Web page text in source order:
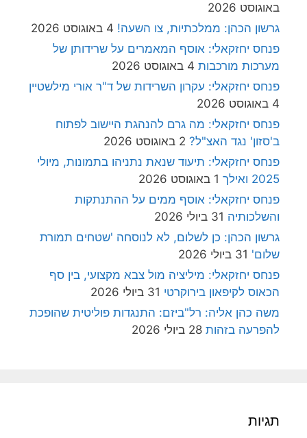
באוגוסט 2026
גרשון הכהן: ממלכתיות, צו השעה! 4 באוגוסט 2026
פנחס יחזקאלי: אוסף המאמרים על שרידותן של
מערכות מורכבות 4 באוגוסט 2026
פנחס יחזקאלי: עקרון השרידות של ד"ר אורי מילשטיין
פנחס יחזקאלי: מה גרם להנהגת היישוב לפתוח
ב'סזון' נגד האצ"ל? 2 באוגוסט 2026
פנחס יחזקאלי: תיעוד שנאת נתניהו בתמונות, מיולי
2025 ואילך
1 באוגוסט 2026
פנחס יחזקאלי: אוסף ממים על ההתנתקות
והשלכותיה 31 ביולי 2026
גרשון הכהן: כן לשלום, לא לנוסחה 'שטחים תמורת
שלום' 31 ביולי 2026
פנחס יחזקאלי: מיליציה מול צבא מקצועי, בין סף
הכאוס לקיפאון בירוקרטי 31 ביולי 2026
משה כהן אליה: רל"ביזם: התנגדות פוליטית שהופכת
להפרעה בזהות 28 ביולי 2026
תגיות